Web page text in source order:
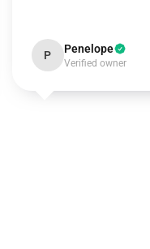
P Penelope
Verified owner